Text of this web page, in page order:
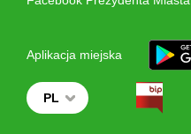
Aplikacja miejska
PL